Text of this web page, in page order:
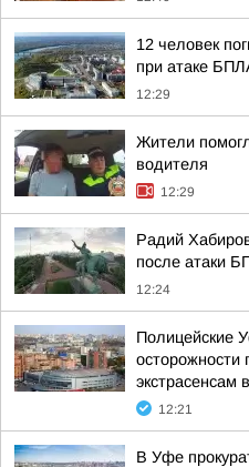
12 человек
при атаке
12:29
Жители
водителя
12:29
Радий
после атаки
12:24
Полицейские
осторожности
экстрасенсам
12:21
В Уфе